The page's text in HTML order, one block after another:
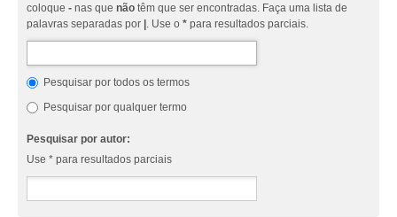
coloque - nas que não têm que ser encontradas. Faça uma lista de
palavras separadas por |. Use o * para resultados parciais.
Pesquisar por todos os termos
Pesquisar por qualquer termo
Pesquisar por autor:
Use * para resultados parciais